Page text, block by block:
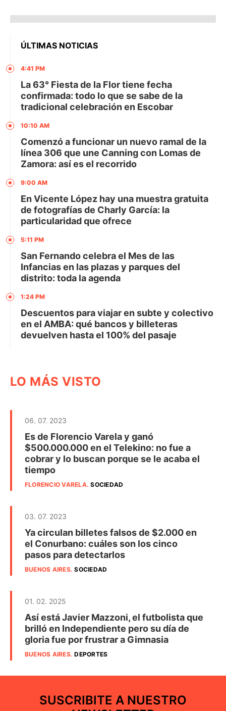
ÚLTIMAS NOTICIAS
4:41 PM
La 63° Fiesta de la Flor tiene fecha
confirmada: todo lo que se sabe de la
tradicional celebración en Escobar
10:10 AM
Comenzó a funcionar un nuevo ramal de la
línea 306 que une Canning con Lomas de
Zamora: así es el recorrido
9:00 AM
En Vicente López hay una muestra gratuita
de fotografías de Charly García: la
particularidad que ofrece
5:11 PM
San Fernando celebra el Mes de las
Infancias en las plazas y parques del
distrito: toda la agenda
1:24 PM
Descuentos para viajar en subte y colectivo
en el AMBA: qué bancos y billeteras
devuelven hasta el 100% del pasaje
LO MÁS VISTO
06. 07. 2023
Es de Florencio Varela y ganó
$500.000.000 en el Telekino: no fue a
cobrar y lo buscan porque se le acaba el
tiempo
FLORENCIO VARELA.SOCIEDAD
03. 07. 2023
Ya circulan billetes falsos de $2.000 en
el Conurbano: cuáles son los cinco
pasos para detectarlos
BUENOS AIRES.SOCIEDAD
01. 02. 2025
Así está Javier Mazzoni, el futbolista que
brilló en Independiente pero su día de
gloria fue por frustrar a Gimnasia
BUENOS AIRES.DEPORTES
SUSCRIBITE A NUESTRO